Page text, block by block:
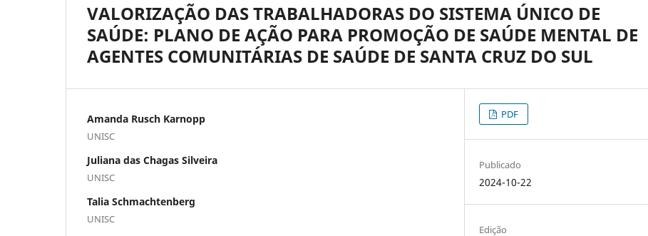
VALORIZAÇÃO DAS TRABALHADORAS DO SISTEMA ÚNICO DE
SAÚDE: PLANO DE AÇÃO PARA PROMOÇÃO DE SAÚDE MENTAL DE
AGENTES COMUNITÁRIAS DE SAÚDE DE SANTA CRUZ DO SUL
Amanda Rusch Karnopp
UNISC
Juliana das Chagas Silveira
UNISC
Talia Schmachtenberg
UNISC
PDF
Publicado
2024-10-22
Edição